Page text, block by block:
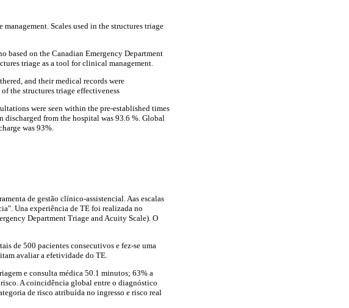
Scales used in the structures triage
based on the Canadian Emergency Department
triage as a tool for clinical management.
and their medical records were
the structures triage effectiveness
were seen within the pre-established times
discharged from the hospital was 93.6 %. Global
was 93%.
de gestão clínico-assistencial. Aas escalas
Una experiência de TE foi realizada no
Department Triage and Acuity Scale). O
de 500 pacientes consecutivos e fez-se uma
avaliar a efetividade do TE.
e consulta médica 50.1 minutos; 63% a
A coincidência global entre o diagnóstico
de risco atribuída no ingresso e risco real